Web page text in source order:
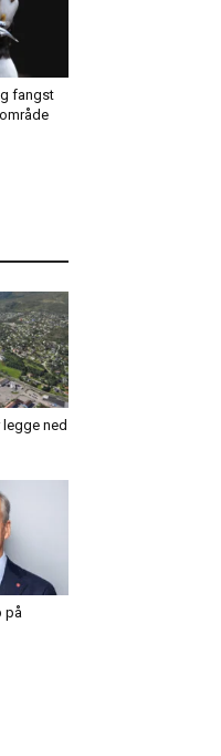
fangst
ned
på